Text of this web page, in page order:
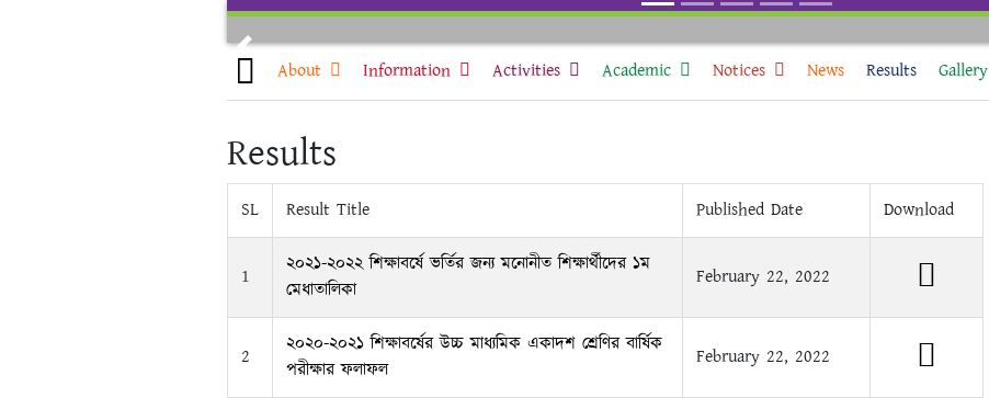
Previous
About Information Activities Academic Notices News Results Gallery
Results
SL Result Title Published Date Download
1
২০২১-২০২২ শিক্ষাবর্ষে ভর্তির জন্য মনোনীত শিক্ষার্থীদের ১ম
মেধাতালিকা
February 22, 2022
2
২০২০-২০২১ শিক্ষাবর্ষের উচ্চ মাধ্যমিক একাদশ শ্রেণির বার্ষিক
পরীক্ষার ফলাফল
February 22, 2022